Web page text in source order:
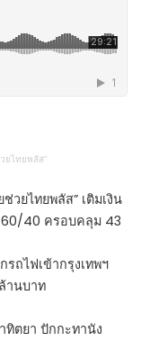
ยไทยพลัส”
วยไทยพลัส” เติมเงิน
60/40 ครอบคลุม 43
ถไฟเข้ากรุงเทพฯ
านบาท
ทิตยา ปักกะทานัง